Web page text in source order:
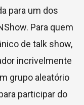
para um dos
Para quem
de talk show,
incrivelmente
grupo aleatório
participar do